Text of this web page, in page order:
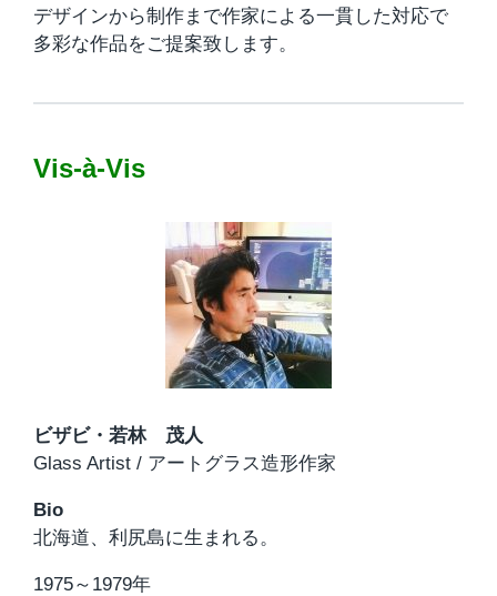
デザインから制作まで作家による一貫した対応で
多彩な作品をご提案致します。
Vis-à-Vis
ビザビ・若林 茂人
Glass Artist / アートグラス造形作家
Bio
北海道、利尻島に生まれる。
1975～1979年